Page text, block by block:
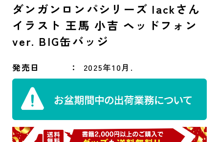
ダンガンロンパシリーズ lackさん
イラスト 王馬 小吉 ヘッドフォン
ver. BIG缶バッジ
発売日 2025年10月.